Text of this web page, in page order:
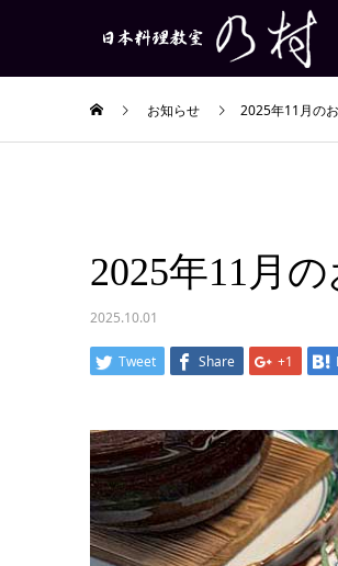
お知らせ 2025年11月の
2025年11月
2025.10.01
Tweet Share +1